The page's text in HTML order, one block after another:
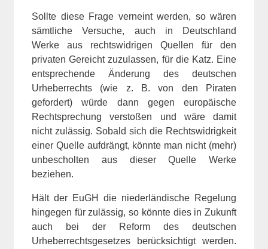
Sollte diese Frage verneint werden, so wären
sämtliche Versuche, auch in Deutschland
Werke aus rechtswidrigen Quellen für den
privaten Gereicht zuzulassen, für die Katz. Eine
entsprechende Änderung des deutschen
Urheberrechts (wie z. B. von den Piraten
gefordert) würde dann gegen europäische
Rechtsprechung verstoßen und wäre damit
nicht zulässig. Sobald sich die Rechtswidrigkeit
einer Quelle aufdrängt, könnte man nicht (mehr)
unbescholten aus dieser Quelle Werke
beziehen.
Hält der EuGH die niederländische Regelung
hingegen für zulässig, so könnte dies in Zukunft
auch bei der Reform des deutschen
Urheberrechtsgesetzes berücksichtigt werden.